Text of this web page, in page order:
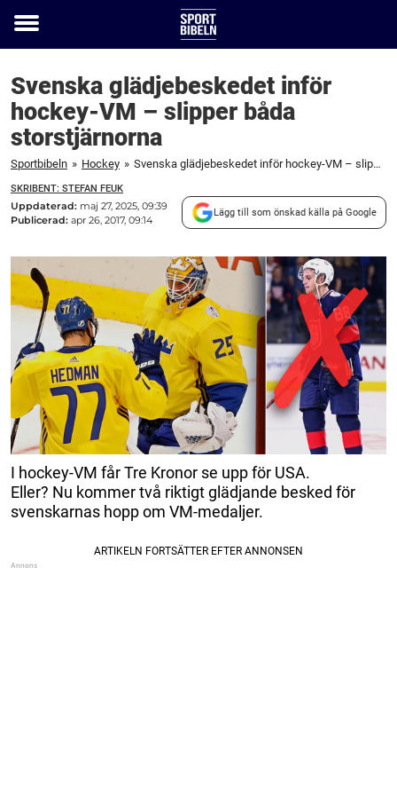
Toggle
Svenska glädjebeskedet inför
hockey-VM – slipper båda
storstjärnorna
Sportbibeln » Hockey » Svenska glädjebeskedet inför hockey-VM – slipper båda storstjärnorna
SKRIBENT: STEFAN FEUK
Uppdaterad: maj 27, 2025, 09:39
Publicerad: apr 26, 2017, 09:14
Lägg till som önskad källa på Google
I hockey-VM får Tre Kronor se upp för USA.
Eller? Nu kommer två riktigt glädjande besked för
svenskarnas hopp om VM-medaljer.